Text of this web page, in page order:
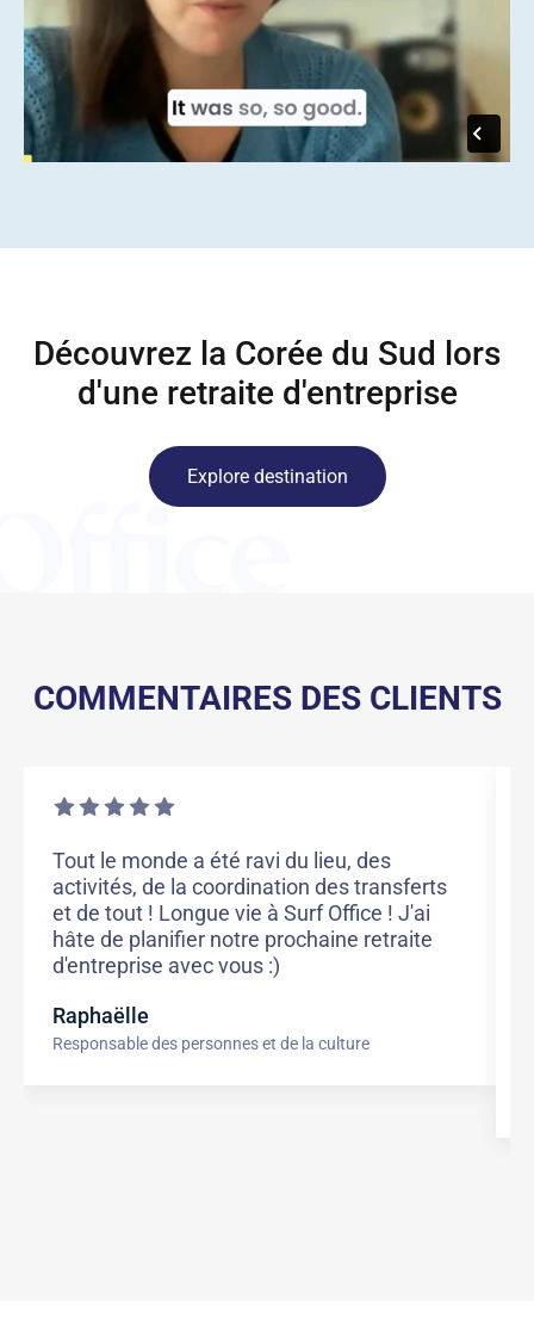
Découvrez la Corée du Sud lors
d'une retraite d'entreprise
Explore destination
COMMENTAIRES DES CLIENTS
Tout le monde a été ravi du lieu, des
activités, de la coordination des transferts
et de tout ! Longue vie à Surf Office ! J'ai
hâte de planifier notre prochaine retraite
d'entreprise avec vous :)
Raphaëlle
Responsable des personnes et de la culture